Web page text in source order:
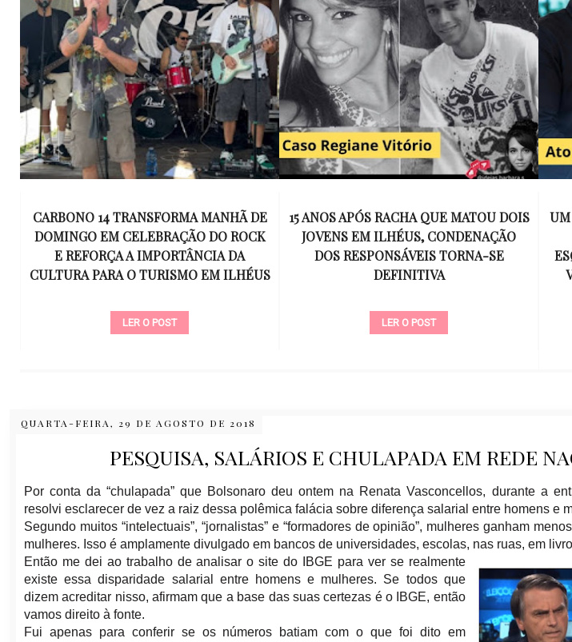
15 ANOS APÓS RACHA QUE MATOU DOIS
JOVENS EM ILHÉUS, CONDENAÇÃO
DOS RESPONSÁVEIS TORNA-SE
DEFINITIVA
LER O POST
UM KIT DE MAQUIAGEM, UMA COLEGA
DE TRABALHO E UMA ESPOSA
ESQUECIDA: POR QUE UM PRESENTE
VIROU DEBATE NACIONAL SOBRE
QUARTA-FEIRA, 29 DE AGOSTO DE 2018
PESQUISA, SALÁRIOS E CHULAPADA EM REDE
Por conta da “chulapada” que Bolsonaro deu ontem na Renata Vasconcellos, durante a
resolvi esclarecer de vez a raiz dessa polêmica falácia sobre diferença salarial entre homens e
Segundo muitos “intelectuais”, “jornalistas” e “formadores de opinião”, mulheres ganham
mulheres. Isso é amplamente divulgado em bancos de universidades, escolas, nas ruas, em
Então me dei ao trabalho de analisar o site do IBGE para ver se realmente
existe essa disparidade salarial entre homens e mulheres. Se todos que
dizem acreditar nisso, afirmam que a base das suas certezas é o IBGE, então
vamos direito à fonte.
Fui apenas para conferir se os números batiam com o que foi dito em